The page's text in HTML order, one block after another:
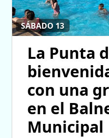
SÁBADO 13
La Punta
con una
en el
Municipal